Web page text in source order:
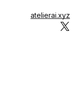
atelierai.xyz